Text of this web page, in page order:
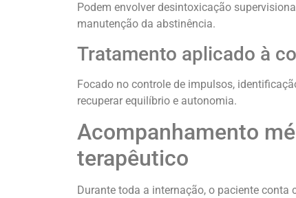
Podem envolver desintoxicação
manutenção da abstinência.
Tratamento aplicado à
Focado no controle de impulsos,
recuperar equilíbrio e autonomia.
Acompanhamento
terapêutico
Durante toda a internação, o paciente